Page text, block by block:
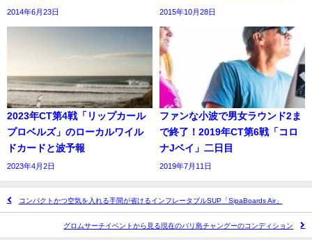
2014年6月23日 2015年10月28日
2023年CT第4戦「リップカール
プロベルズ」のローカルワイル
ドカードと波予報
2023年4月2日
ファンな小波で男女ラウンド2ま
で終了！2019年CT第6戦「コロ
ナJベイ」二日目
2019年7月11日
コンパクトかつ空気を入れる手間が省けるインフレータブルSUP「SipaBoards Air」
グロムサーチイベントから見る現在のバリ島チャングーのコンディション